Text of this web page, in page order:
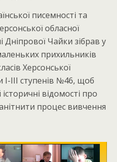
писемності та
обласної
Дніпрової Чайки зібрав у
прихильників
Херсонської
ІІІ ступенів №46, щоб
відомості про
процес вивчення